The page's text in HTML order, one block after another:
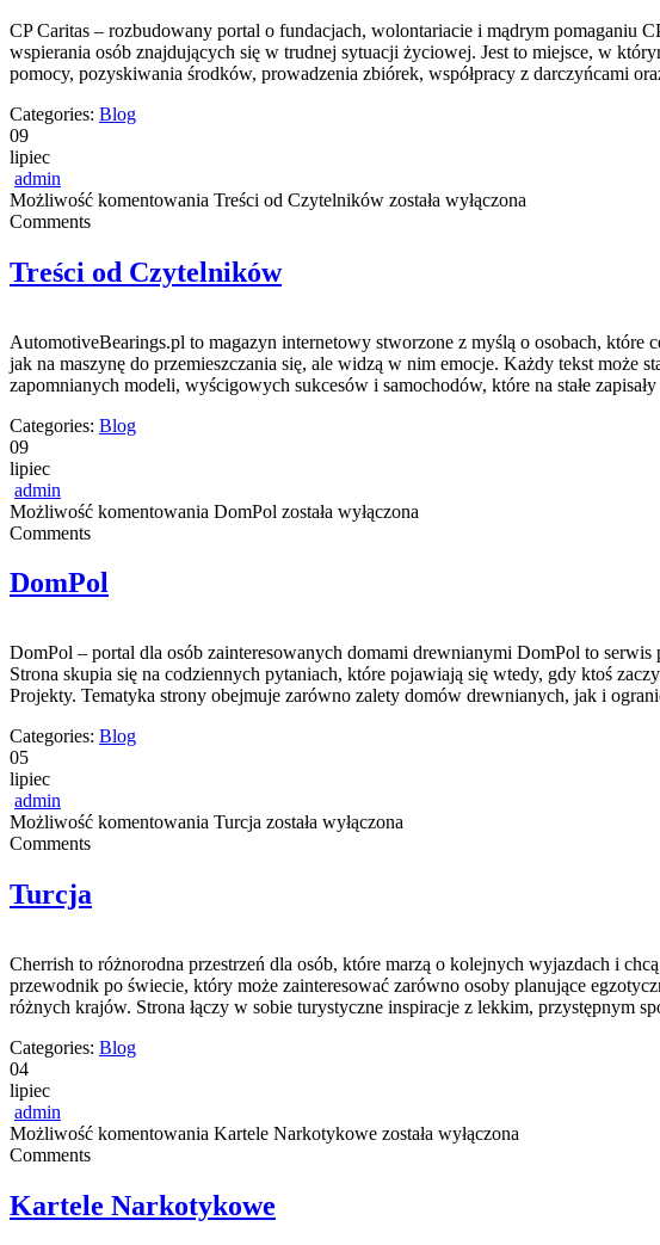
CP Caritas – rozbudowany portal o fundacjach, wolontariacie i mądrym pomaganiu
wspierania osób znajdujących się w trudnej sytuacji życiowej. Jest to miejsce, w
pomocy, pozyskiwania środków, prowadzenia zbiórek, współpracy z darczyńcami
Categories: Blog
09
lipiec
admin
Możliwość komentowania Treści od Czytelników została wyłączona
Comments
Treści od Czytelników
AutomotiveBearings.pl to magazyn internetowy stworzone z myślą o osobach,
jak na maszynę do przemieszczania się, ale widzą w nim emocje. Każdy tekst
zapomnianych modeli, wyścigowych sukcesów i samochodów, które na stałe
Categories: Blog
09
lipiec
admin
Możliwość komentowania DomPol została wyłączona
Comments
DomPol
DomPol – portal dla osób zainteresowanych domami drewnianymi DomPol to
Strona skupia się na codziennych pytaniach, które pojawiają się wtedy, gdy ktoś
Projekty. Tematyka strony obejmuje zarówno zalety domów drewnianych, jak i
Categories: Blog
05
lipiec
admin
Możliwość komentowania Turcja została wyłączona
Comments
Turcja
Cherrish to różnorodna przestrzeń dla osób, które marzą o kolejnych wyjazdach i
przewodnik po świecie, który może zainteresować zarówno osoby planujące
różnych krajów. Strona łączy w sobie turystyczne inspiracje z lekkim, przystępnym
Categories: Blog
04
lipiec
admin
Możliwość komentowania Kartele Narkotykowe została wyłączona
Comments
Kartele Narkotykowe